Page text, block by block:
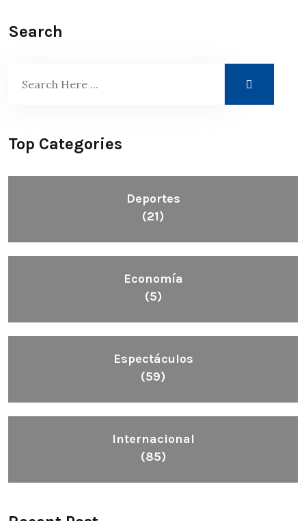
Search
Top Categories
Deportes
(21)
Economía
(5)
Espectáculos
(59)
Internacional
(85)